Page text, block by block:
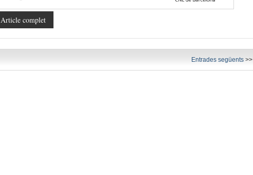
Article complet
Entrades següents>>